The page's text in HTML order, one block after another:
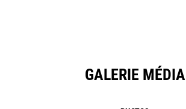
GALERIE MÉDIA